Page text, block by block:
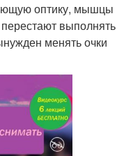
оптику, мышцы
выполнять
менять очки